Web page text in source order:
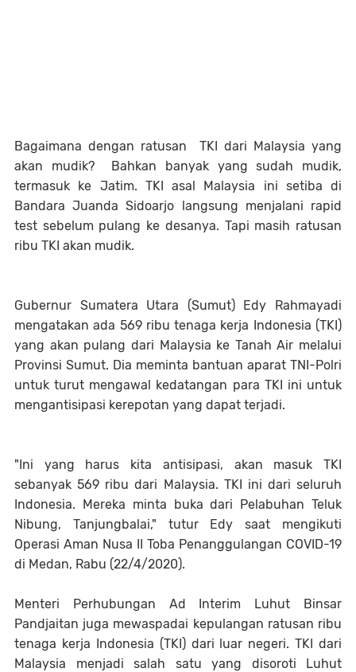
Bagaimana dengan ratusan TKI dari Malaysia yang
akan mudik? Bahkan banyak yang sudah mudik,
termasuk ke Jatim. TKI asal Malaysia ini setiba di
Bandara Juanda Sidoarjo langsung menjalani rapid
test sebelum pulang ke desanya. Tapi masih ratusan
ribu TKI akan mudik.
Gubernur Sumatera Utara (Sumut) Edy Rahmayadi
mengatakan ada 569 ribu tenaga kerja Indonesia (TKI)
yang akan pulang dari Malaysia ke Tanah Air melalui
Provinsi Sumut. Dia meminta bantuan aparat TNI-Polri
untuk turut mengawal kedatangan para TKI ini untuk
mengantisipasi kerepotan yang dapat terjadi.
"Ini yang harus kita antisipasi, akan masuk TKI
sebanyak 569 ribu dari Malaysia. TKI ini dari seluruh
Indonesia. Mereka minta buka dari Pelabuhan Teluk
Nibung, Tanjungbalai," tutur Edy saat mengikuti
Operasi Aman Nusa II Toba Penanggulangan COVID-19
di Medan, Rabu (22/4/2020).
Menteri Perhubungan Ad Interim Luhut Binsar
Pandjaitan juga mewaspadai kepulangan ratusan ribu
tenaga kerja Indonesia (TKI) dari luar negeri. TKI dari
Malaysia menjadi salah satu yang disoroti Luhut